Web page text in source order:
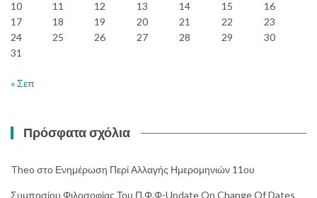
10
11 12 13 14 15
16
17
18 19 20 21 22
23
24
25 26 27 28 29
30
31
« Σεπ
Πρόσφατα σχόλια
Theo στο Ενημέρωση Περί Αλλαγής Ημερομηνιών 11ου
Συμποσίου Φιλοσοφίας Του Π.Φ.Φ-Update On Change Of Dates